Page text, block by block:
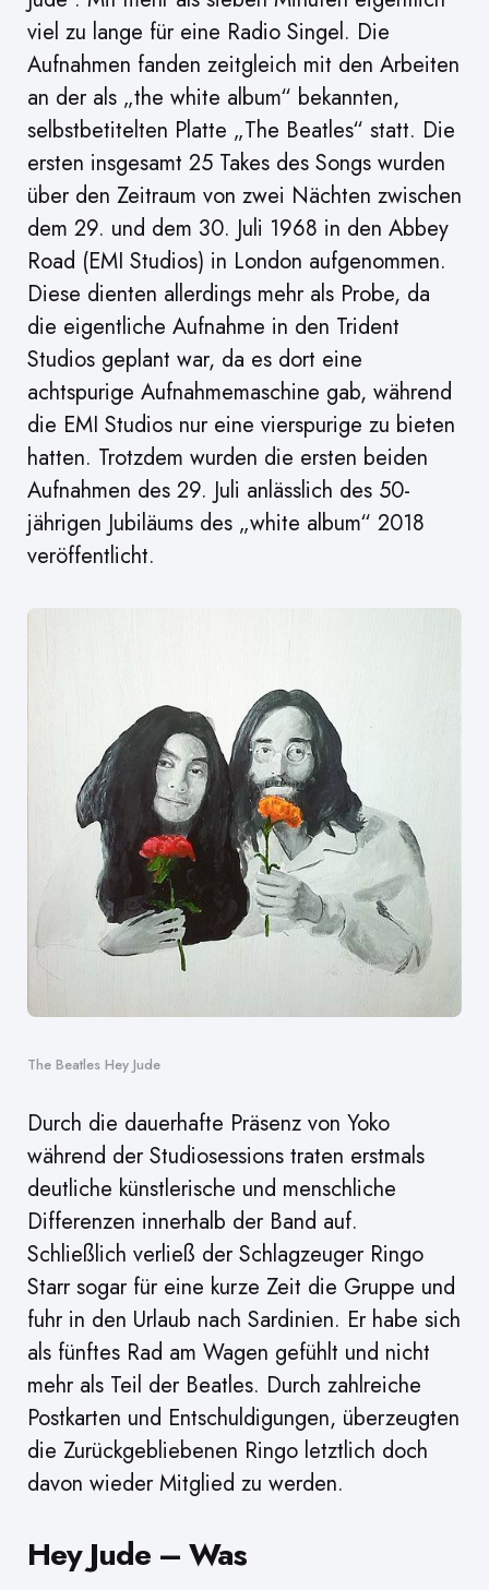
viel zu lange für eine Radio Singel. Die
Aufnahmen fanden zeitgleich mit den Arbeiten
an der als „the white album“ bekannten,
selbstbetitelten Platte „The Beatles“ statt. Die
ersten insgesamt 25 Takes des Songs wurden
über den Zeitraum von zwei Nächten zwischen
dem 29. und dem 30. Juli 1968 in den Abbey
Road (EMI Studios) in London aufgenommen.
Diese dienten allerdings mehr als Probe, da
die eigentliche Aufnahme in den Trident
Studios geplant war, da es dort eine
achtspurige Aufnahmemaschine gab, während
die EMI Studios nur eine vierspurige zu bieten
hatten. Trotzdem wurden die ersten beiden
Aufnahmen des 29. Juli anlässlich des 50-
jährigen Jubiläums des „white album“ 2018
veröffentlicht.
The Beatles Hey Jude
Durch die dauerhafte Präsenz von Yoko
während der Studiosessions traten erstmals
deutliche künstlerische und menschliche
Differenzen innerhalb der Band auf.
Schließlich verließ der Schlagzeuger Ringo
Starr sogar für eine kurze Zeit die Gruppe und
fuhr in den Urlaub nach Sardinien. Er habe sich
als fünftes Rad am Wagen gefühlt und nicht
mehr als Teil der Beatles. Durch zahlreiche
Postkarten und Entschuldigungen, überzeugten
die Zurückgebliebenen Ringo letztlich doch
davon wieder Mitglied zu werden.
Hey Jude – Was